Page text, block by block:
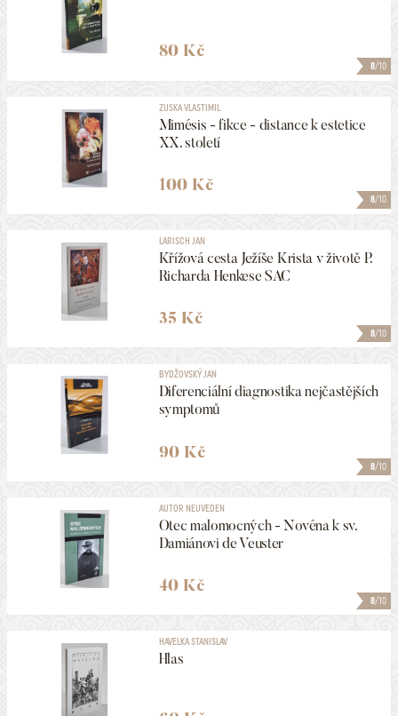
8/10
80 Kč
8/10
ZUSKA VLASTIMIL
Mimésis - fikce - distance k estetice
XX. století
100 Kč
8/10
LARISCH JAN
Křížová cesta Ježíše Krista v životě P.
Richarda Henkese SAC
35 Kč
8/10
BYDŽOVSKÝ JAN
Diferenciální diagnostika nejčastějších
symptomů
90 Kč
8/10
AUTOR NEUVEDEN
Otec malomocných - Novéna k sv.
Damiánovi de Veuster
40 Kč
HAVELKA STANISLAV
Hlas